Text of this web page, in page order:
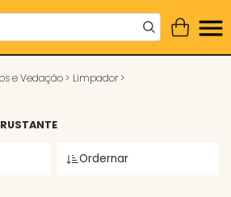
e Vedação > Limpador >
Ordernar